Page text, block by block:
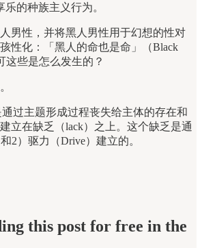
乐的种族主义行为。
男性，并将黑人男性用于幻想的性对
性化：「黑人的命也是命」（Black
些是怎么发生的？
通过主题形成过程丧失给主体的存在和
立在缺乏（lack）之上。这个缺乏是通
2）驱力（Drive）建立的。
this post for free in the